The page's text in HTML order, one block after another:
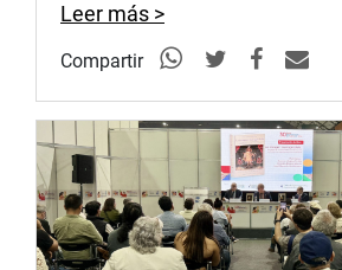
Leer más >
Compartir